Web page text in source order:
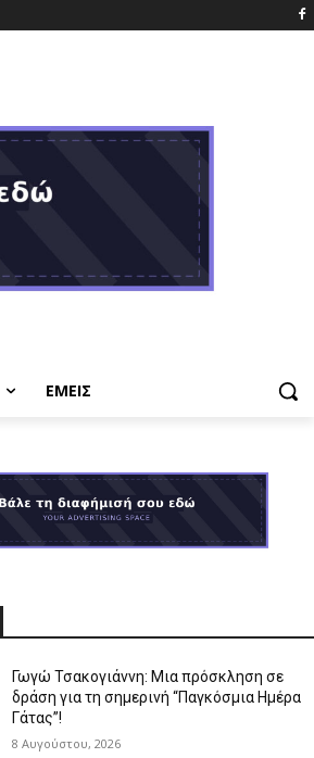
ΕΜΕΙΣ
Γωγώ Τσακογιάννη: Μια πρόσκληση σε
δράση για τη σημερινή “Παγκόσμια Ημέρα
Γάτας”!
8 Αυγούστου, 2026